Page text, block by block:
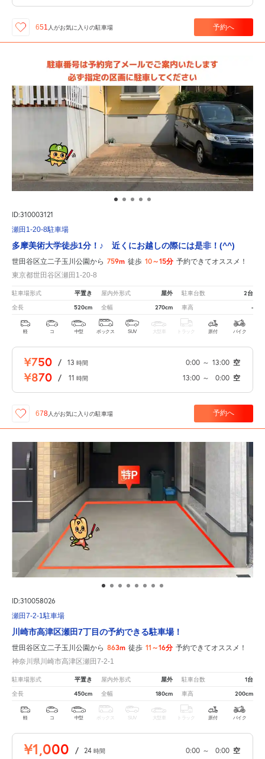
651 人がお気に入りの駐車場 予約へ
ID:310003121
瀬田1-20-8駐車場
多摩美術大学徒歩1分！♪ 近くにお越しの際には是非！(^^)
世田谷区立二子玉川公園から 759m 徒歩 10～15分 予約できてオススメ！
東京都世田谷区瀬田1-20-8
駐車場形式 平置き 屋内外形式 屋外 駐車台数 2台
全長 520cm 全幅 270cm 車高 -
軽 コ 中型 ボックス SUV 大型車 トラック 原付 バイク
¥750 / 13 時間 0:00 ～ 13:00 空
¥870 / 11 時間 13:00 ～ 0:00 空
678 人がお気に入りの駐車場 予約へ
ID:310058026
瀬田7-2-1駐車場
川崎市高津区瀬田7丁目の予約できる駐車場！
世田谷区立二子玉川公園から 863m 徒歩 11～16分 予約できてオススメ！
神奈川県川崎市高津区瀬田7-2-1
駐車場形式 平置き 屋内外形式 屋外 駐車台数 1台
全長 450cm 全幅 180cm 車高 200cm
軽 コ 中型 ボックス SUV 大型車 トラック 原付 バイク
¥1,000 / 24 時間 0:00 ～ 0:00 空